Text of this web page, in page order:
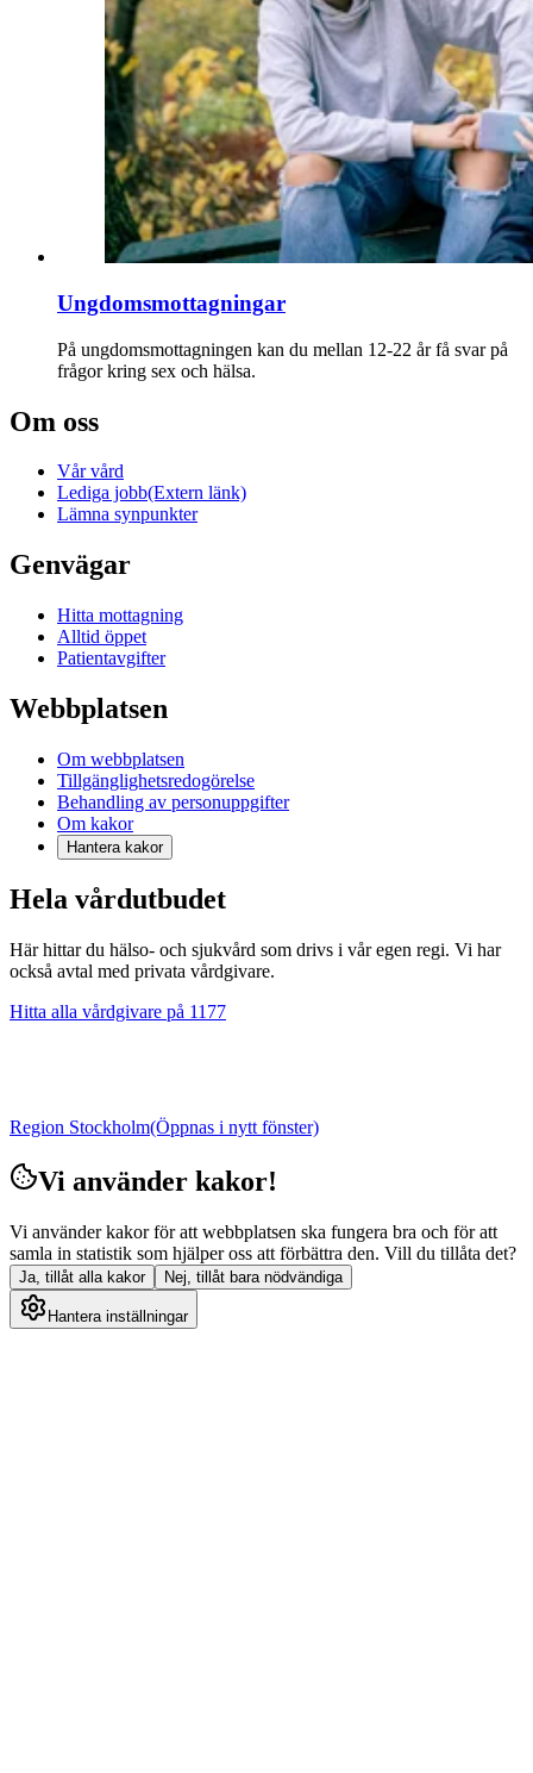
Ungdomsmottagningar
På ungdomsmottagningen kan du mellan 12-22 år få svar på
frågor kring sex och hälsa.
Om oss
Vår vård
Lediga jobb(Extern länk)
Lämna synpunkter
Genvägar
Hitta mottagning
Alltid öppet
Patientavgifter
Webbplatsen
Om webbplatsen
Tillgänglighetsredogörelse
Behandling av personuppgifter
Om kakor
Hantera kakor
Hela vårdutbudet
Här hittar du hälso- och sjukvård som drivs i vår egen regi. Vi har
också avtal med privata vårdgivare.
Hitta alla vårdgivare på 1177
Region Stockholm(Öppnas i nytt fönster)
Vi använder kakor!
Vi använder kakor för att webbplatsen ska fungera bra och för att
samla in statistik som hjälper oss att förbättra den. Vill du tillåta det?
Ja, tillåt alla kakor Nej, tillåt bara nödvändiga
Hantera inställningar